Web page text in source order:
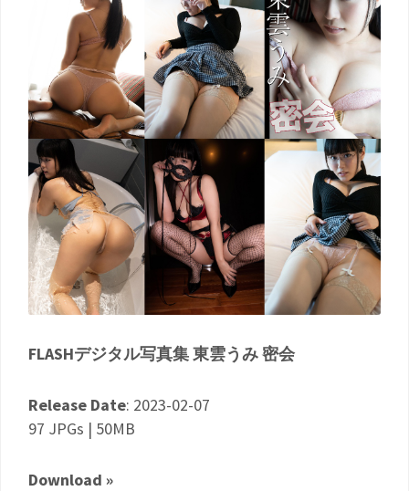
FLASHデジタル写真集 東雲うみ 密会
Release Date: 2023-02-07
97 JPGs | 50MB
Download »